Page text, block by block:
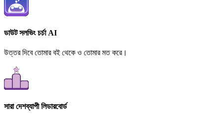
ডাউট সলভিং চর্চা AI
উত্তর দিবে তোমার বই থেকে ও তোমার মত করে।
সারা দেশব্যাপী লিডারবোর্ড